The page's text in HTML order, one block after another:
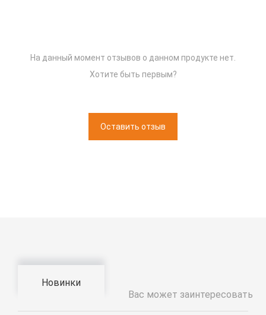
На данный момент отзывов о данном продукте нет.
Хотите быть первым?
Оставить отзыв
Новинки
Вас может заинтересовать